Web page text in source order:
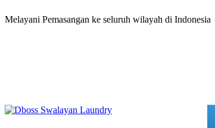
Melayani Pemasangan ke seluruh wilayah di Indonesia